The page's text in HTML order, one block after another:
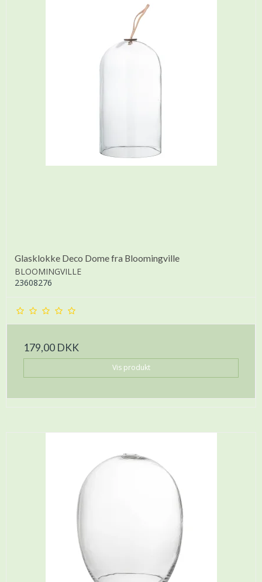
Glasklokke Deco Dome fra Bloomingville
BLOOMINGVILLE
23608276
179,00 DKK
Vis produkt